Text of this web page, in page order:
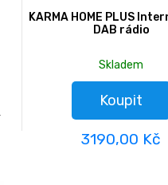
KARMA HOME PLUS
DAB rádio
Skladem
Koupit
3190,00 Kč